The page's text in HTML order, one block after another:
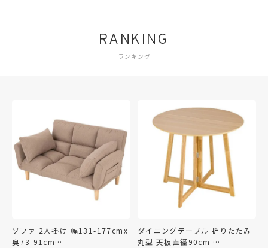
RANKING
ランキング
ソファ 2人掛け 幅131-177cmx
奥73-91cm…
ダイニングテーブル 折りたたみ
丸型 天板直径90cm …